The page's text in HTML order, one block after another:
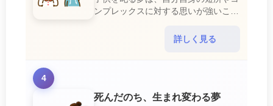
ンプレックスに対する思いが強いこと
短所やコンプレックスを的確に認識し
詳しく見る
4
死んだのち、生まれ変わる夢